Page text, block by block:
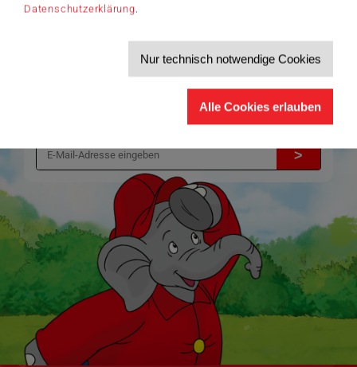
Datenschutzerklärung
Nur technisch notwendige Cookies
Alle Cookies erlauben
Schmidt-Spiele-Shop.
Informationen zu Veranstaltungen und Aktionen
>